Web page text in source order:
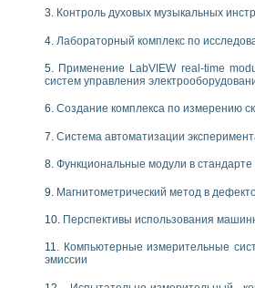
тиристорным электроприводом
INSTRUMENTS для автоматизации
стенда для исследования плазменных
диагностики плазмы
дифракционные датчики малых
и развития дефектов в растущем
механических свойств
металлообрабатывающих станков
процессов получения дисперсных
зрения для контроля образцов
переходных процессов при коротких
Контроль духовых музыкальных
Лабораторный комплекс по
Применение LabVIEW real-time
систем управления
Создание комплекса по измерению
Система автоматизации
Функциональные модули в
Магнитометрический метод в
Перспективы использования
Компьютерные измерительные
эмиссии